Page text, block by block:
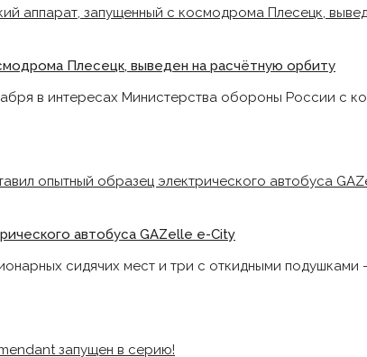
Плесецк, выведен на расчётную орбиту
в интересах Министерства обороны России с
автобуса GAZelle e-City
сидячих мест и три с откидными